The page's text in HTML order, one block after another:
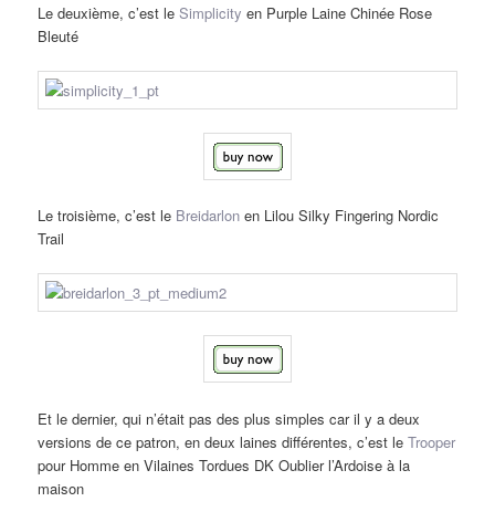
Le deuxième, c’est le Simplicity en Purple Laine Chinée Rose
Bleuté
Le troisième, c’est le Breidarlon en Lilou Silky Fingering Nordic
Trail
Et le dernier, qui n’était pas des plus simples car il y a deux
versions de ce patron, en deux laines différentes, c’est leTrooper
pour Homme en Vilaines Tordues DK Oublier l’Ardoise à la
maison